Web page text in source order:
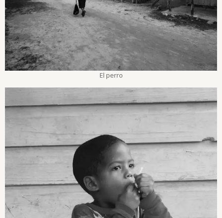
El perro